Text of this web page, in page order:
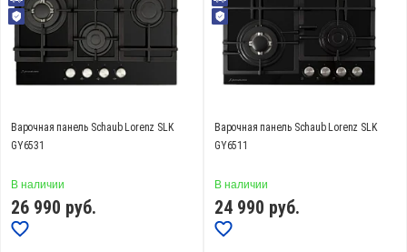
Варочная панель Schaub Lorenz SLK
GY6531
В наличии
26 990 руб.
Варочная панель Schaub Lorenz SLK
GY6511
В наличии
24 990 руб.